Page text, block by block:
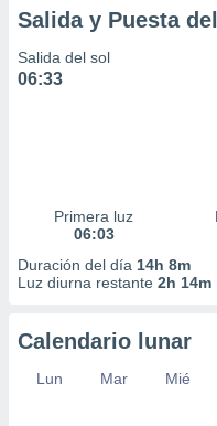
Salida y Puesta
Salida del sol
06:33
Primera luz
06:03
Duración del día 14h 8m
Luz diurna restante 2h 14m
Calendario lunar
Lun Mar Mié